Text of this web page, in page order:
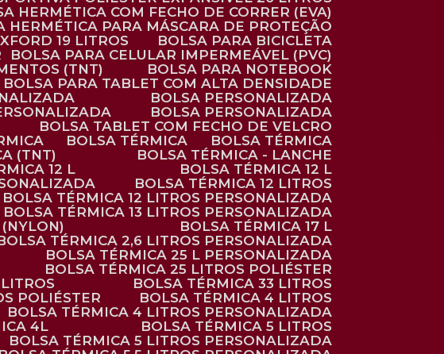
HERMÉTICA COM FECHO DE CORRER (EVA)
HERMÉTICA PARA MÁSCARA DE PROTEÇÃO
19 LITROS
BOLSA PARA BICICLETA
BOLSA PARA CELULAR IMPERMEÁVEL (PVC)
(TNT)
BOLSA PARA NOTEBOOK
BOLSA PARA TABLET COM ALTA DENSIDADE
BOLSA PERSONALIZADA
BOLSA PERSONALIZADA
BOLSA TABLET COM FECHO DE VELCRO
BOLSA TÉRMICA
BOLSA TÉRMICA
(TNT)
BOLSA TÉRMICA - LANCHE
12 L
BOLSA TÉRMICA 12 L
BOLSA TÉRMICA 12 LITROS
BOLSA TÉRMICA 12 LITROS PERSONALIZADA
BOLSA TÉRMICA 13 LITROS PERSONALIZADA
(NYLON)
BOLSA TÉRMICA 17 L
BOLSA TÉRMICA 2,6 LITROS PERSONALIZADA
BOLSA TÉRMICA 25 L PERSONALIZADA
BOLSA TÉRMICA 25 LITROS POLIÉSTER
BOLSA TÉRMICA 33 LITROS
POLIÉSTER
BOLSA TÉRMICA 4 LITROS
BOLSA TÉRMICA 4 LITROS PERSONALIZADA
4L
BOLSA TÉRMICA 5 LITROS
BOLSA TÉRMICA 5 LITROS PERSONALIZADA